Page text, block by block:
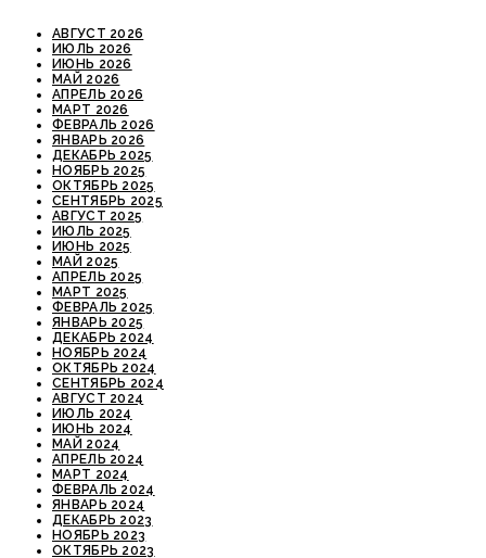
АВГУСТ 2026
ИЮЛЬ 2026
ИЮНЬ 2026
МАЙ 2026
АПРЕЛЬ 2026
МАРТ 2026
ФЕВРАЛЬ 2026
ЯНВАРЬ 2026
ДЕКАБРЬ 2025
НОЯБРЬ 2025
ОКТЯБРЬ 2025
СЕНТЯБРЬ 2025
АВГУСТ 2025
ИЮЛЬ 2025
ИЮНЬ 2025
МАЙ 2025
АПРЕЛЬ 2025
МАРТ 2025
ФЕВРАЛЬ 2025
ЯНВАРЬ 2025
ДЕКАБРЬ 2024
НОЯБРЬ 2024
ОКТЯБРЬ 2024
СЕНТЯБРЬ 2024
АВГУСТ 2024
ИЮЛЬ 2024
ИЮНЬ 2024
МАЙ 2024
АПРЕЛЬ 2024
МАРТ 2024
ФЕВРАЛЬ 2024
ЯНВАРЬ 2024
ДЕКАБРЬ 2023
НОЯБРЬ 2023
ОКТЯБРЬ 2023